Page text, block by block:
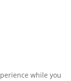
while you